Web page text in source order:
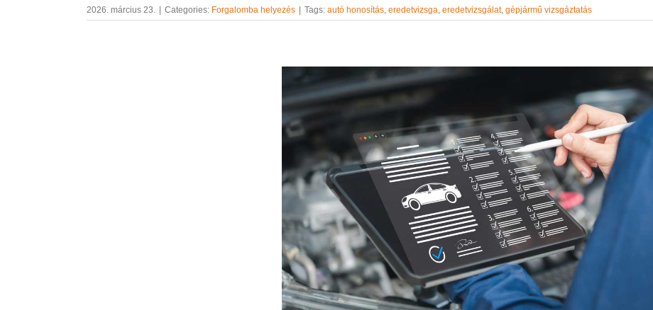
2026. március 23. Categories: Forgalomba helyezés Tags: autó honosítás, eredetvizsga, eredetvizsgálat, gépjármű vizsgáztatás